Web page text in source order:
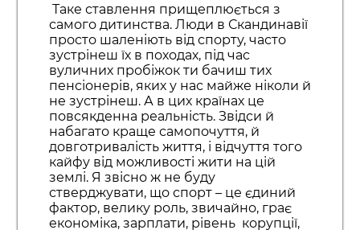
Таке ставлення прищеплюється з
самого дитинства. Люди в Скандинавії
просто шаленіють від спорту, часто
зустрінеш їх в походах, під час
вуличних пробіжок ти бачиш тих
пенсіонерів, яких у нас майже ніколи й
не зустрінеш. А в цих країнах це
повсякденна реальність. Звідси й
набагато краще самопочуття, й
довготривалість життя, і відчуття того
кайфу від можливості жити на цій
землі. Я звісно ж не буду
стверджувати, що спорт – це єдиний
фактор, велику роль, звичайно, грає
економіка, зарплати, рівень корупції,